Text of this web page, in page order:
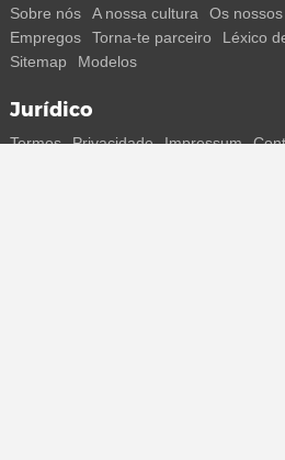
Sobre nós A nossa cultura Os
Empregos
Torna-te parceiro Léxico
Sitemap
Modelos
Jurídico
Termos Privacidade Impressum